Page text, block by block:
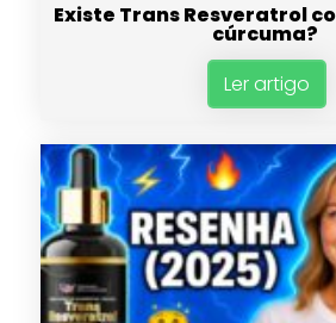
Existe Trans Resveratrol
cúrcuma?
Ler artigo